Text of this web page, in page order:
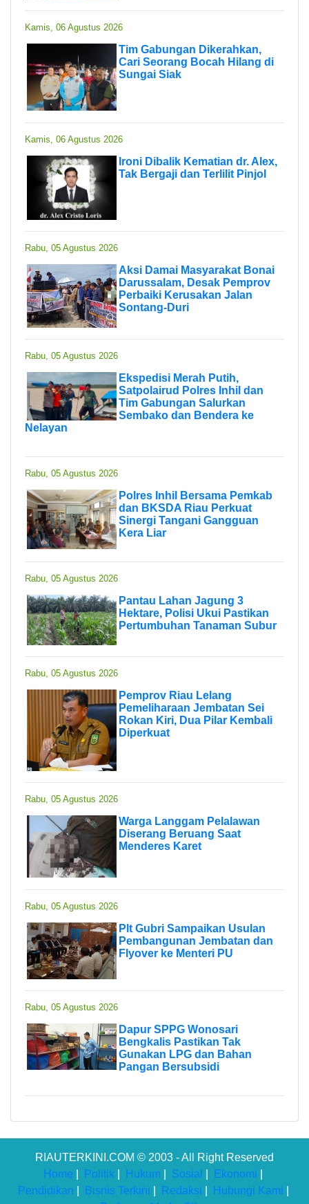
Kamis, 06 Agustus 2026
Tim Gabungan Dikerahkan,
Cari Seorang Bocah Hilang di
Sungai Siak
Kamis, 06 Agustus 2026
Ironi Dibalik Kematian dr. Alex,
Tak Bergaji dan Terlilit Pinjol
Rabu, 05 Agustus 2026
Aksi Damai Masyarakat Bonai
Darussalam, Desak Pemprov
Perbaiki Kerusakan Jalan
Sontang-Duri
Rabu, 05 Agustus 2026
Ekspedisi Merah Putih,
Satpolairud Polres Inhil dan
Tim Gabungan Salurkan
Sembako dan Bendera ke
Nelayan
Rabu, 05 Agustus 2026
Polres Inhil Bersama Pemkab
dan BKSDA Riau Perkuat
Sinergi Tangani Gangguan
Kera Liar
Rabu, 05 Agustus 2026
Pantau Lahan Jagung 3
Hektare, Polisi Ukui Pastikan
Pertumbuhan Tanaman Subur
Rabu, 05 Agustus 2026
Pemprov Riau Lelang
Pemeliharaan Jembatan Sei
Rokan Kiri, Dua Pilar Kembali
Diperkuat
Rabu, 05 Agustus 2026
Warga Langgam Pelalawan
Diserang Beruang Saat
Menderes Karet
Rabu, 05 Agustus 2026
Plt Gubri Sampaikan Usulan
Pembangunan Jembatan dan
Flyover ke Menteri PU
Rabu, 05 Agustus 2026
Dapur SPPG Wonosari
Bengkalis Pastikan Tak
Gunakan LPG dan Bahan
Pangan Bersubsidi
RIAUTERKINI.COM © 2003 - All Right Reserved
Home
Politik Hukum Sosial Ekonomi
Pendidikan
Bisnis Terkini Redaksi Hubungi Kami